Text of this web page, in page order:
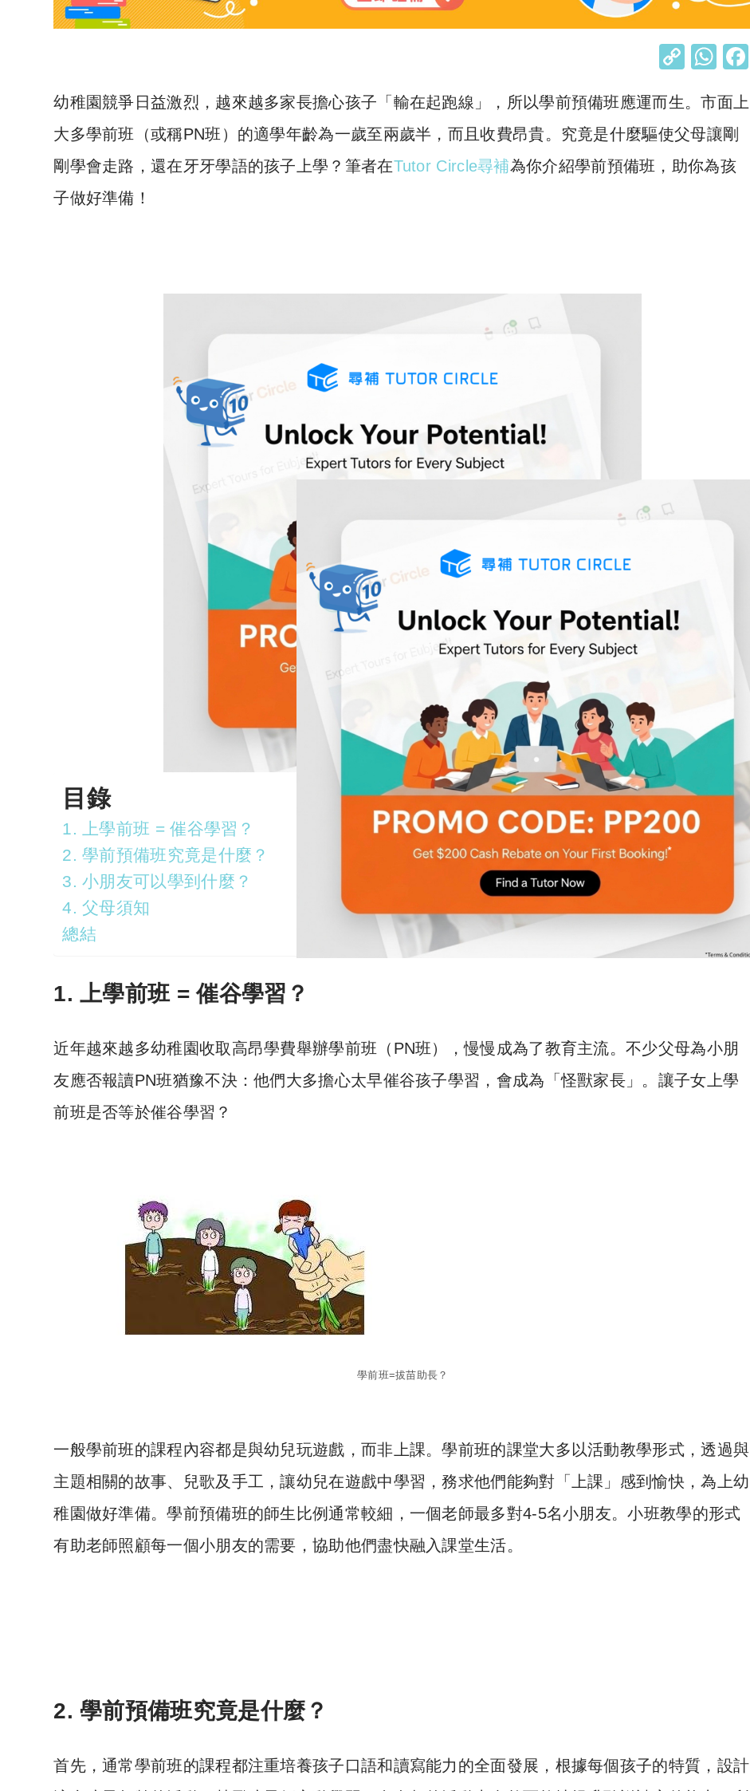
C
p
y
Li
W
at
s
A
幼稚園競爭日益激烈，越來越多家長擔心孩子「輸在起跑線」，所以學前預備班應運而生。市面上
大多學前班（或稱PN班）的適學年齡為一歲至兩歲半，而且收費昂貴。究竟是什麼驅使父母讓剛
剛學會走路，還在牙牙學語的孩子上學？筆者在Tutor Circle尋補為你介紹學前預備班，助你為孩
子做好準備！
目錄
1. 上學前班 = 催谷學習？
2. 學前預備班究竟是什麼？
3. 小朋友可以學到什麼？
4. 父母須知
總結
1. 上學前班 = 催谷學習？
近年越來越多幼稚園收取高昂學費舉辦學前班（PN班），慢慢成為了教育主流。不少父母為小朋
友應否報讀PN班猶豫不決：他們大多擔心太早催谷孩子學習，會成為「怪獸家長」。讓子女上學
前班是否等於催谷學習？
學前班=拔苗助長？
一般學前班的課程內容都是與幼兒玩遊戲，而非上課。學前班的課堂大多以活動教學形式，透過與
主題相關的故事、兒歌及手工，讓幼兒在遊戲中學習，務求他們能夠對「上課」感到愉快，為上幼
稚園做好準備。學前預備班的師生比例通常較細，一個老師最多對4-5名小朋友。小班教學的形式
有助老師照顧每一個小朋友的需要，協助他們盡快融入課堂生活。
2. 學前預備班究竟是什麼？
首先，通常學前班的課程都注重培養孩子口語和讀寫能力的全面發展，根據每個孩子的特質，設計